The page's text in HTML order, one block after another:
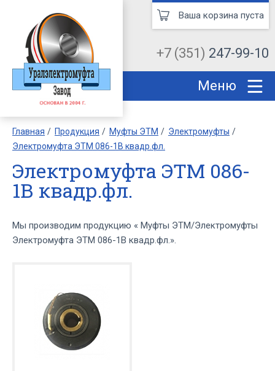
+7 (351) 247-99-10
Ваша корзина пуста
Меню
Главная Продукция Муфты ЭТМ
Электромуфты
Электромуфта ЭТМ 086-1В квадр.фл.
Электромуфта ЭТМ 086-
1В квадр.фл.
Мы производим продукцию « Муфты ЭТМ/Электромуфты
Электромуфта ЭТМ 086-1В квадр.фл.».